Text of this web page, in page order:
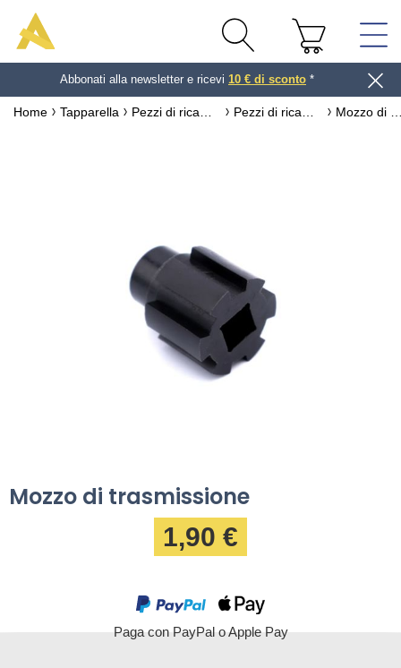
Abbonati alla newsletter e ricevi 10 € di sconto *
Home Tapparella
Mozzo di trasmissione
1,90 €
Paga con PayPal o Apple Pay